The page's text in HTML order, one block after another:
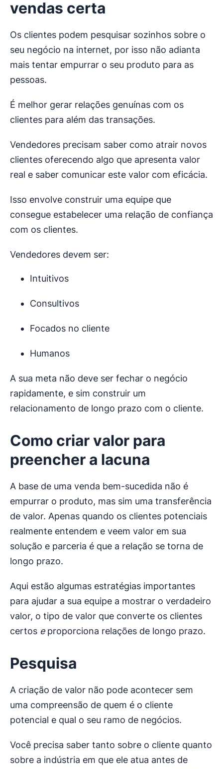
vendas certa
Os clientes podem pesquisar sozinhos sobre o
seu negócio na internet, por isso não adianta
mais tentar empurrar o seu produto para as
pessoas.
É melhor gerar relações genuínas com os
clientes para além das transações.
Vendedores precisam saber como atrair novos
clientes oferecendo algo que apresenta valor
real e saber comunicar este valor com eficácia.
Isso envolve construir uma equipe que
consegue estabelecer uma relação de confiança
com os clientes.
Vendedores devem ser:
Intuitivos
Consultivos
Focados no cliente
Humanos
A sua meta não deve ser fechar o negócio
rapidamente, e sim construir um
relacionamento de longo prazo com o cliente.
Como criar valor para
preencher a lacuna
A base de uma venda bem-sucedida não é
empurrar o produto, mas sim uma transferência
de valor. Apenas quando os clientes potenciais
realmente entendem e veem valor em sua
solução e parceria é que a relação se torna de
longo prazo.
Aqui estão algumas estratégias importantes
para ajudar a sua equipe a mostrar o verdadeiro
valor, o tipo de valor que converte os clientes
certos eproporciona relações de longo prazo.
Pesquisa
A criação de valor não pode acontecer sem
uma compreensão de quem é o cliente
potencial e qual o seu ramo de negócios.
Você precisa saber tanto sobre o cliente quanto
sobre a indústria em que ele atua antes de